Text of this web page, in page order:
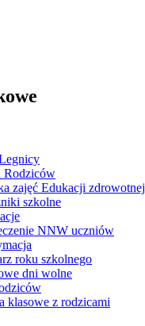
Rodziców
zajęć Edukacji zdrowotnej
szkolne
NNW uczniów
roku szkolnego
dni wolne
klasowe z rodzicami